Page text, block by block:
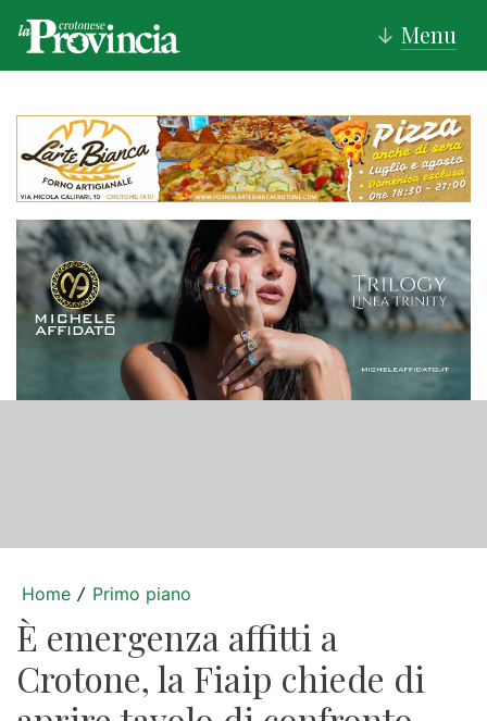
↓ Menu
Home / Primo piano
È emergenza affitti a
Crotone, la Fiaip chiede di